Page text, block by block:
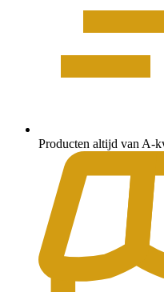
Producten altijd van A-